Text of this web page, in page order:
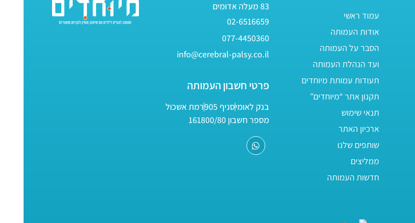
עמוד ראשי
אודות העמותה
הסבר על העמותה
ועד הנהלת העמותה
תעודות עמותת מיוחדים
תקנון אתר “מיוחדים”
תנאי שימוש
ארכיון האתר
שותפים שלנו
ממליצים
חדשות העמותה
83 מעלה אדומים
02-6516659
077-4450360
info@cerebral-palsy.co.il
פרטי חשבון העמותה
בנק לאומיסניף 905
רמת אשכול
מספר חשבון 161800/80